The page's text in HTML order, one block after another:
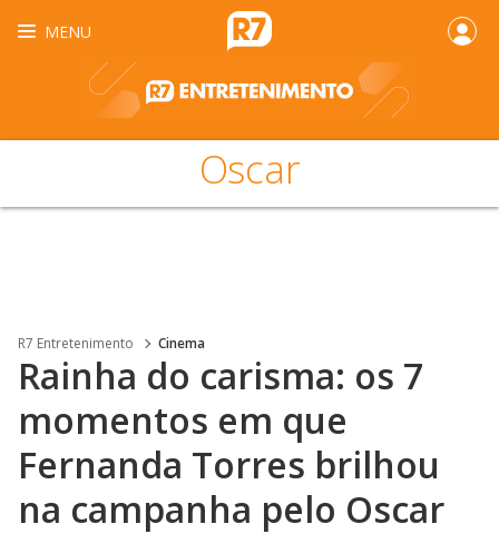
MENU
Oscar
R7 Entretenimento Cinema
Rainha do carisma: os 7
momentos em que
Fernanda Torres brilhou
na campanha pelo Oscar